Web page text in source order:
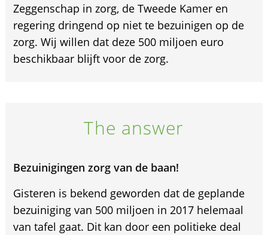
Zeggenschap in zorg, de Tweede Kamer en
regering dringend op niet te bezuinigen op de
zorg. Wij willen dat deze 500 miljoen euro
beschikbaar blijft voor de zorg.
The answer
Bezuinigingen zorg van de baan!
Gisteren is bekend geworden dat de geplande
bezuiniging van 500 miljoen in 2017 helemaal
van tafel gaat. Dit kan door een politieke deal